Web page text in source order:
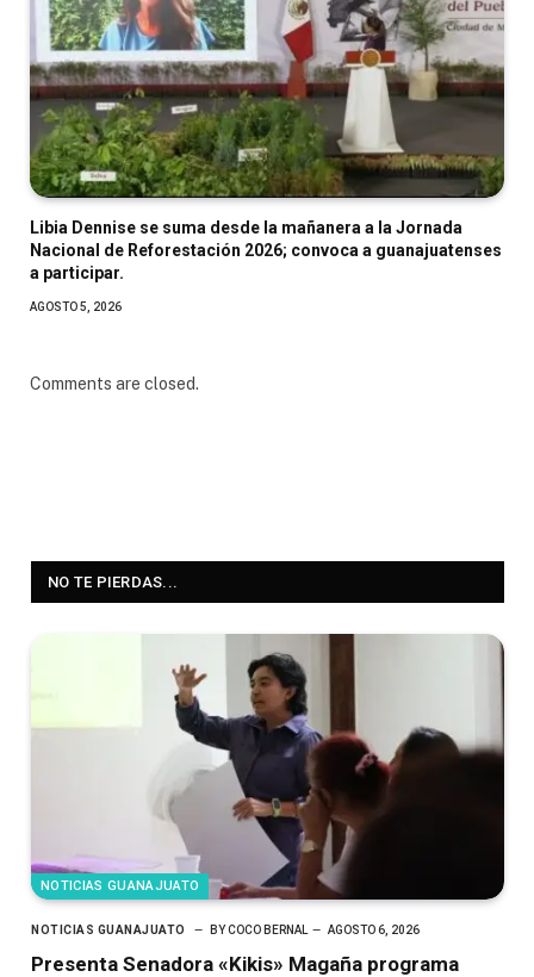
Libia Dennise se suma desde la mañanera a la Jornada
Nacional de Reforestación 2026; convoca a guanajuatenses
a participar.
AGOSTO 5, 2026
Comments are closed.
NO TE PIERDAS...
NOTICIAS GUANAJUATO
NOTICIAS GUANAJUATO BY COCO BERNAL AGOSTO 6, 2026
Presenta Senadora «Kikis» Magaña programa